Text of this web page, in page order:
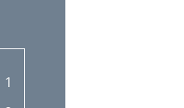
1